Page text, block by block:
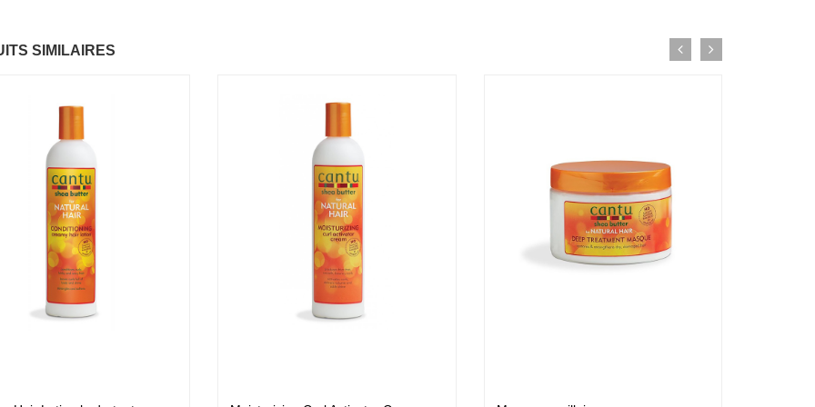
SIMILAIRES
Vegetal actif
capillaire